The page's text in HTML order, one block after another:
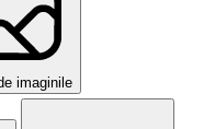
imaginile